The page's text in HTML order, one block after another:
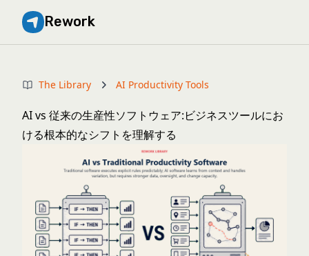
Rework
The Library AI Productivity Tools
AI vs 従来の生産性ソフトウェア:ビジネスツールにお
ける根本的なシフトを理解する